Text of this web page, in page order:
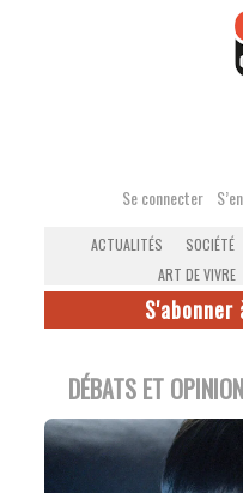
Se connecter
ACTUALITÉS SOCIÉTÉ
ART DE VIVRE
DÉBATS ET